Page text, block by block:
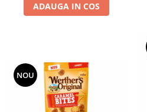
ADAUGA IN COS
NOU